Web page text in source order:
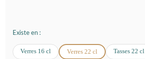
Existe en :
Verres 16 cl Verres 22 cl Tasses 22 cl